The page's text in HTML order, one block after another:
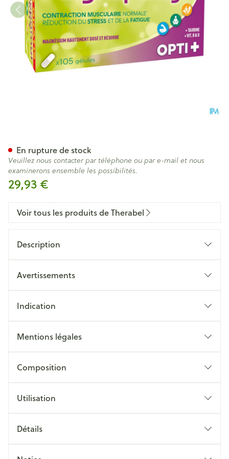
29,93 €
En rupture de stock
Veuillez nous contacter par téléphone ou par e-mail et nous
examinerons ensemble les possibilités.
Voir tous les produits de Therabel
Description
Avertissements
Indication
Mentions légales
Composition
Utilisation
Détails